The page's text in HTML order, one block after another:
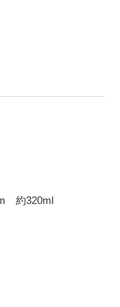
約320ml